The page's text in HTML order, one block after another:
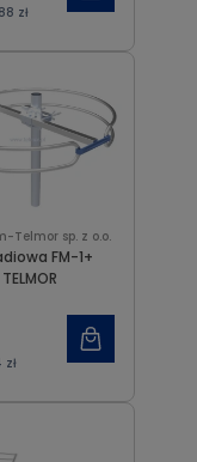
zł
Telmor sp. z o.o.
FM-1+
zł